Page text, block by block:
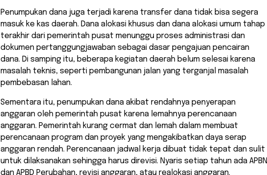
Penumpukan dana juga terjadi karena transfer dana tidak bisa segera
masuk ke kas daerah. Dana alokasi khusus dan dana alokasi umum tahap
terakhir dari pemerintah pusat menunggu proses administrasi dan
dokumen pertanggungjawaban sebagai dasar pengajuan pencairan
dana. Di samping itu, beberapa kegiatan daerah belum selesai karena
masalah teknis, seperti pembangunan jalan yang terganjal masalah
pembebasan lahan.
Sementara itu, penumpukan dana akibat rendahnya penyerapan
anggaran oleh pemerintah pusat karena lemahnya perencanaan
anggaran. Pemerintah kurang cermat dan lemah dalam membuat
perencanaan program dan proyek yang mengakibatkan daya serap
anggaran rendah. Perencanaan jadwal kerja dibuat tidak tepat dan sulit
untuk dilaksanakan sehingga harus direvisi. Nyaris setiap tahun ada APBN
dan APBD Perubahan, revisi anggaran, atau realokasi anggaran.